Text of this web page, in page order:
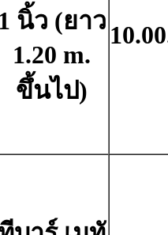
1 นิ้ว (ยาว
1.20 m.
ขึ้นไป)